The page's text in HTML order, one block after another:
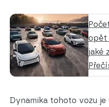
opět
jaké
Dynamika tohoto vozu je